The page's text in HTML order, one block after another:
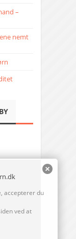
–
nemt
accepterer du
ved at